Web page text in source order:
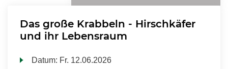
Das große Krabbeln - Hirschkäfer
und ihr Lebensraum
Datum: Fr. 12.06.2026